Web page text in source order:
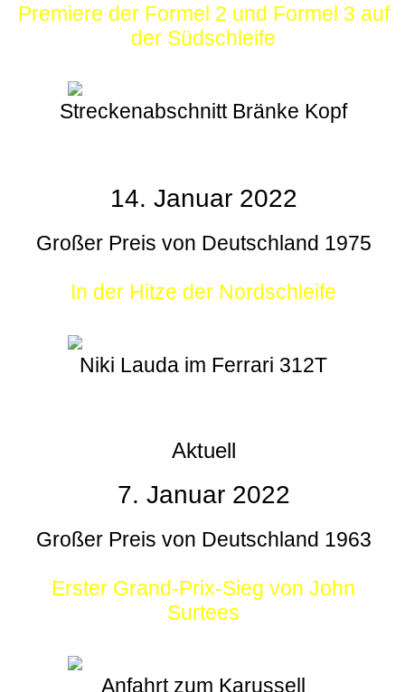
Premiere der Formel 2 und Formel 3 auf
der Südschleife
Streckenabschnitt Bränke Kopf
14. Januar 2022
Großer Preis von Deutschland 1975
In der Hitze der Nordschleife
Niki Lauda im Ferrari 312T
Aktuell
7. Januar 2022
Großer Preis von Deutschland 1963
Erster Grand-Prix-Sieg von John
Surtees
Anfahrt zum Karussell